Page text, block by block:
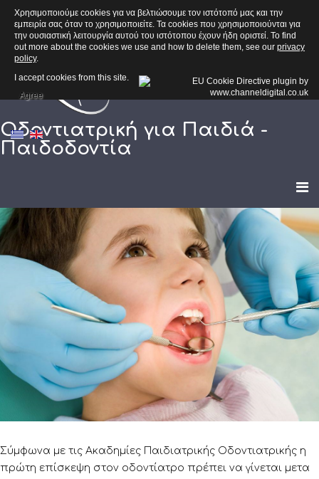
Οδοντιατρική για Παιδιά -
Παιδοδοντία
Σύμφωνα με τις Ακαδημίες Παιδιατρικής Οδοντιατρικής η
πρώτη επίσκεψη στον οδοντίατρο πρέπει να γίνεται μετα
Χρησιμοποιούμε cookies για να βελτιώσουμε τον ιστότοπό μας και την
εμπειρία σας όταν το χρησιμοποιείτε. Τα cookies που χρησιμοποιούνται για
την ουσιαστική λειτουργία αυτού του ιστότοπου έχουν ήδη οριστεί. To find
out more about the cookies we use and how to delete them, see our privacy
policy.
I accept cookies from this site.
Agree